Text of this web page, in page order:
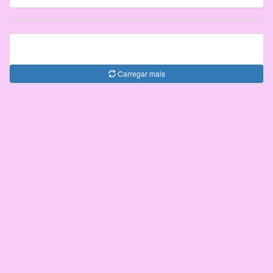
Carregar mais